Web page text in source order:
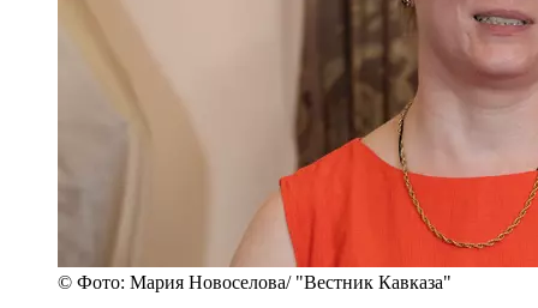
© Фото: Мария Новоселова/ "Вестник Кавказа"